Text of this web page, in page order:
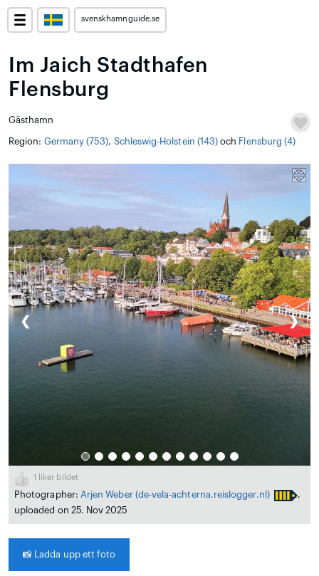
svenskhamnguide.se
Im Jaich Stadthafen
Flensburg
Gästhamn
Region: Germany (753), Schleswig-Holstein (143) och Flensburg (4)
❮ ❯
1 liker bildet
Photographer: Arjen Weber (de-vela-achterna.reislogger.nl)
,
uploaded on 25. Nov 2025
📸 Ladda upp ett foto